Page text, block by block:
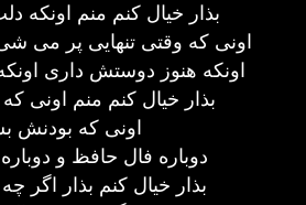
بذار خیال کنم منم اونکه
اونی که وقتی تنهایی پر می
اونکه هنوز دوستش داری
بذار خیال کنم منم اونی
اونی که بودنش
دوباره فال حافظ و
بذار خیال کنم بذار اگر